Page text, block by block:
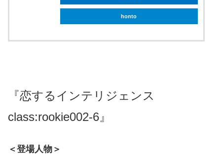
honto
『恋するインテリジェンス
class:rookie002-6』
＜登場人物＞